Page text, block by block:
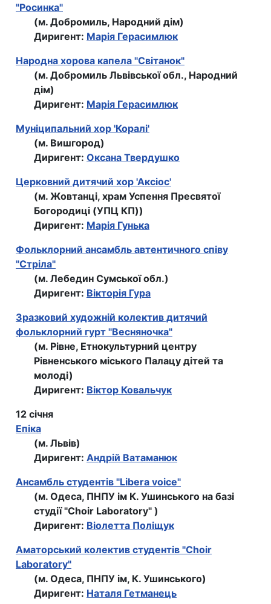
"Росинка"
(м. Добромиль, Народний дім)
Диригент: Марія Герасимлюк
Народна хорова капела "Світанок"
(м. Добромиль Львівської обл., Народний
дім)
Диригент: Марія Герасимлюк
Муніципальний хор 'Коралі'
(м. Вишгород)
Диригент: Оксана Твердушко
Церковний дитячий хор 'Аксiос'
(м. Жовтанці, храм Успення Пресвятої
Богородицi (УПЦ КП))
Диригент: Марія Гунька
Фольклорний ансамбль автентичного співу
"Стріла"
(м. Лебедин Сумської обл.)
Диригент: Вікторія Гура
Зразковий художній колектив дитячий
фольклорний гурт "Весняночка"
(м. Рівне, Етнокультурний центру
Рівненського міського Палацу дітей та
молоді)
Диригент: Вiктор Ковальчук
12 січня
Епіка
(м. Львів)
Диригент: Андрій Ватаманюк
Ансамбль студентів "Libera voice"
(м. Одеса, ПНПУ ім К. Ушинського на базі
студії "Сhoir Laboratory" )
Диригент: Віолетта Поліщук
Аматорський колектив студентів "Сhoir
Laboratory"
(м. Одеса, ПНПУ ім, К. Ушинського)
Диригент: Наталя Гетманець